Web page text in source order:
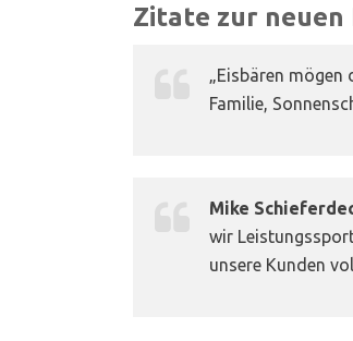
Zitate zur
„Eisbären mögen
Familie,
Mike
wir
unsere Kunden